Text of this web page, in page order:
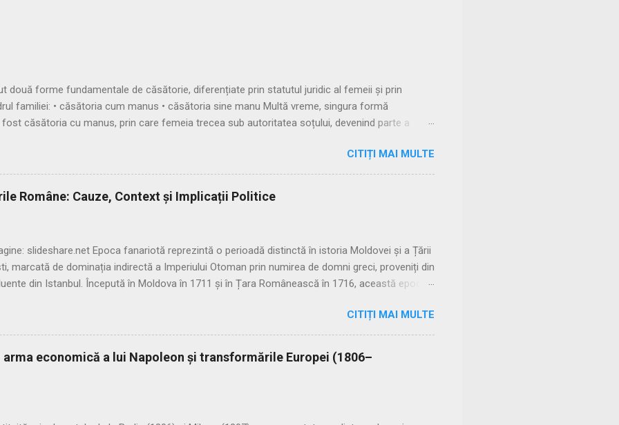
forme fundamentale de căsătorie, diferențiate prin statutul juridic al femeii și prin
familiei: • căsătoria cum manus • căsătoria sine manu Multă vreme, singura formă
căsătoria cu manus, prin care femeia trecea sub autoritatea soțului, devenind parte a
romanii au recunoscut și căsătoria fără manus, care permitea femeii să rămână sub
păstrându-și astfel autonomia patrimonială. ⚖️ Formele căsătoriei cu manus Căsătoria
în trei modalități distincte: 🔹 1. Confarreatio O ceremonie solemnă, rezervată patricienilor, în
a preotului lui Jupiter (flamen Dialis). Era o formă sacră, cu puternice implicații religioase. 🔹
CITIȚI MAI MULTE
Române: Cauze, Context și Implicații Politice
slideshare.net Epoca fanariotă reprezintă o perioadă distinctă în istoria Moldovei și a Țării
marcată de dominația indirectă a Imperiului Otoman prin numirea de domni greci, proveniți din
din Istanbul. Începută în Moldova în 1711 și în Țara Românească în 1716, această epocă
și elitele locale. 📆 Debutul epocii fanariote • 1711: începutul epocii fanariote în Moldova •
epocii fanariote în Țara Românească • Domnii locali sunt înlocuiți cu greci din Istanbul,
mai loiali față de Poartă 🔍 Cauzele instaurării regimului fanariot 1. Neîncrederea în domnii
românească manifesta tendințe anti-otomane • Răscoale și mișcări de eliberare
CITIȚI MAI MULTE
economică a lui Napoleon și transformările Europei (1806–